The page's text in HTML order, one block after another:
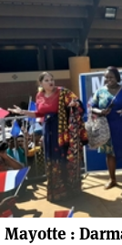
Mayotte :